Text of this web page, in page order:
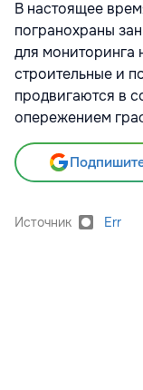
В настоящее
погранохраны
для мониторинга
строительные и
продвигаются в
опережением
Источник Err